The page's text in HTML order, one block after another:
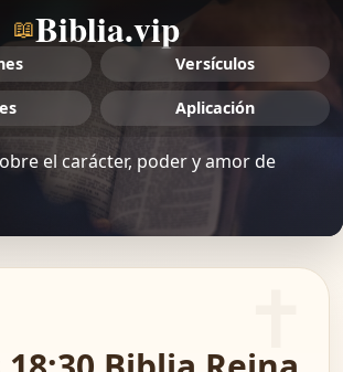
📖Biblia.vip
Versículos
Aplicación
el carácter, poder y amor de